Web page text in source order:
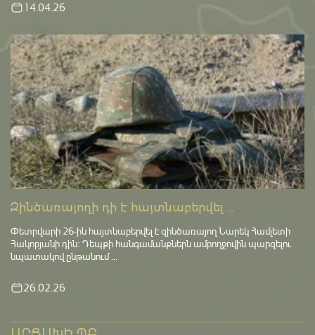
14.04.26
Զինծառայողի դի է հայտնաբերվել ...
Փետրվարի 26-ին հայտնաբերվել է զինծառայող Նարեկ Համլետի
Հակոբյանի դին։ Դեպքի հանգամանքներն ամբողջովին պարզելու
նպատակով ընթանում ...
26.02.26